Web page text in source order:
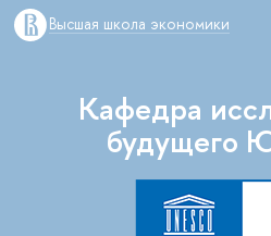
Высшая школа экономики
Кафедра
будущего